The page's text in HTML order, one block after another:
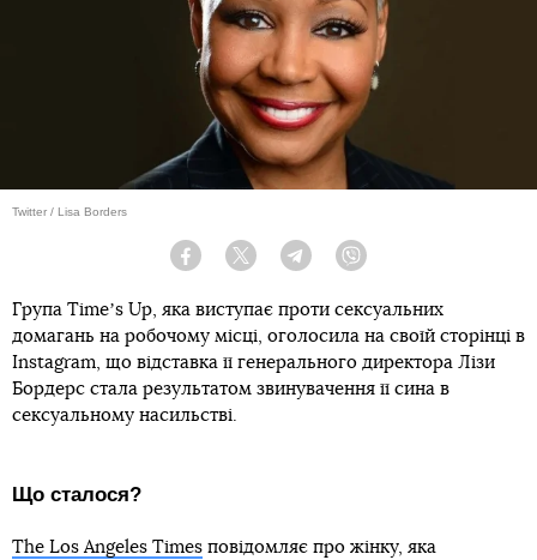
Twitter / Lisa Borders
Facebook Twitter Telegram
Група Timeʼs Up, яка виступає проти сексуальних
домагань на робочому місці, оголосила на своїй сторінці в
Instagram, що відставка її генерального директора Лізи
Бордерс стала результатом звинувачення її сина в
сексуальному насильстві.
Що сталося?
The Los Angeles Times повідомляє про жінку, яка